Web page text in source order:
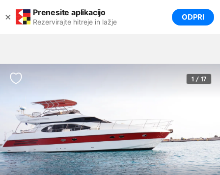
× Prenesite aplikacijo
Rezervirajte hitreje in lažje ODPRI
1 / 17